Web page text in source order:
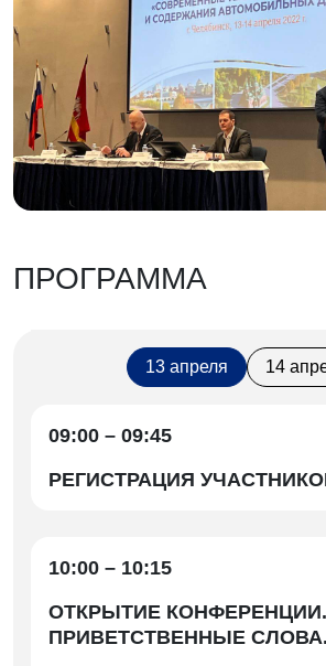
ПРОГРАММА
13 апреля 14
09:00 – 09:45
РЕГИСТРАЦИЯ
10:00 – 10:15
ОТКРЫТИЕ КОНФЕРЕНЦИИ.
ПРИВЕТСТВЕННЫЕ СЛОВА.